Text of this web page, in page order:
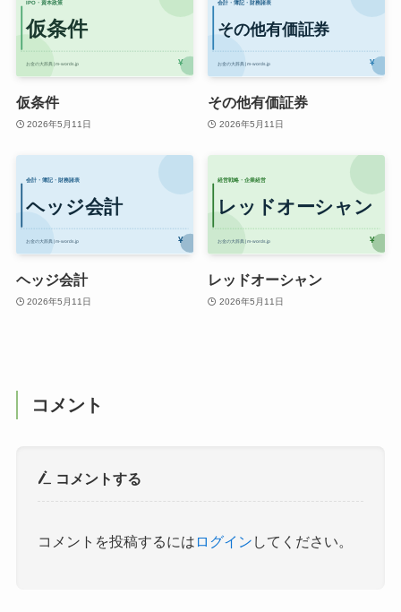
仮条件
2026年5月11日
その他有価証券
2026年5月11日
ヘッジ会計
2026年5月11日
レッドオーシャン
2026年5月11日
コメント
コメントする
コメントを投稿するには ログイン してください。